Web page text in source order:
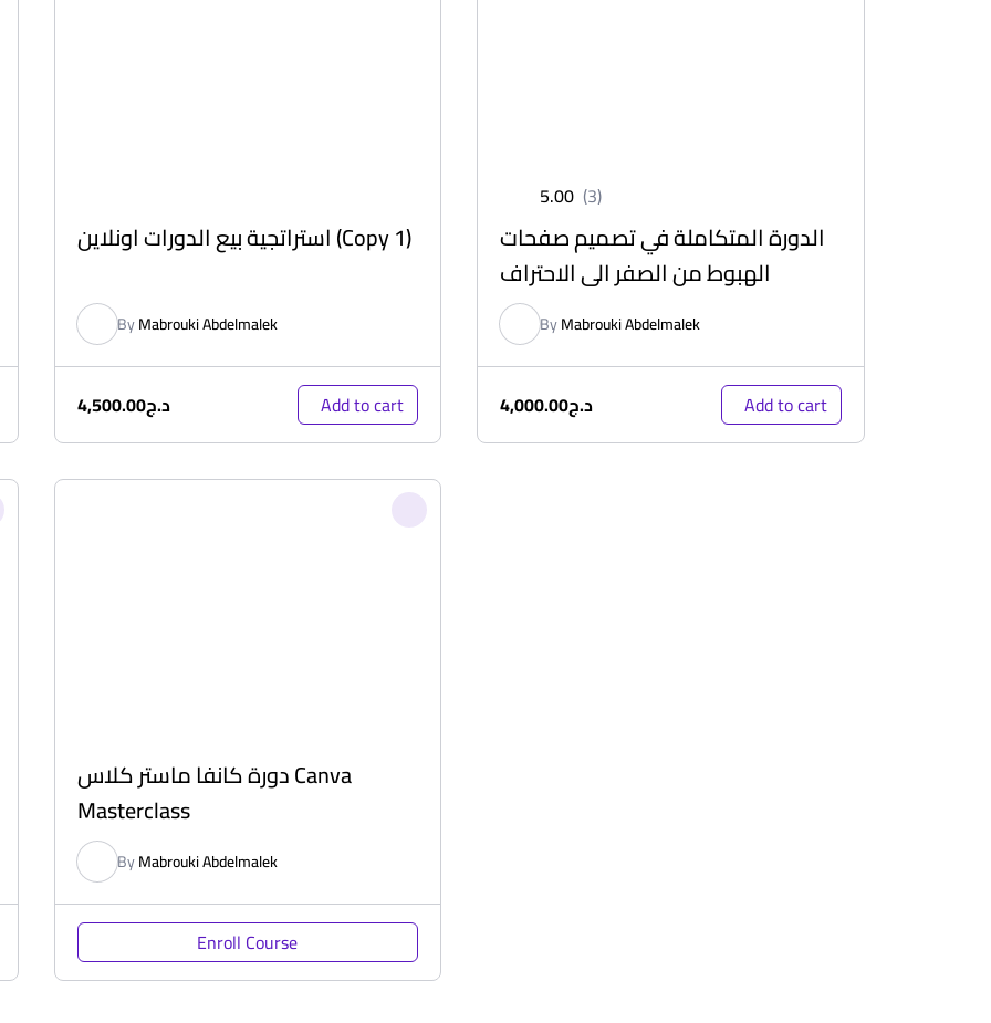
استراتجية بيع الدورات اونلاين (Copy 1)
ByMabrouki Abdelmalek
د.ج4,500.00 Add to cart
5.00 (3)
الدورة المتكاملة في تصميم صفحات
الهبوط من الصفر الى الاحتراف
ByMabrouki Abdelmalek
د.ج4,000.00 Add to cart
دورة كانفا ماستر كلاس Canva
Masterclass
ByMabrouki Abdelmalek
Enroll Course